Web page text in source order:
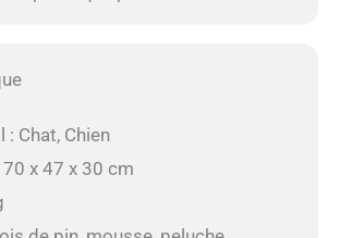
: Chat, Chien
x 47 x 30 cm